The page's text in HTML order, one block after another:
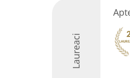
Laureaci